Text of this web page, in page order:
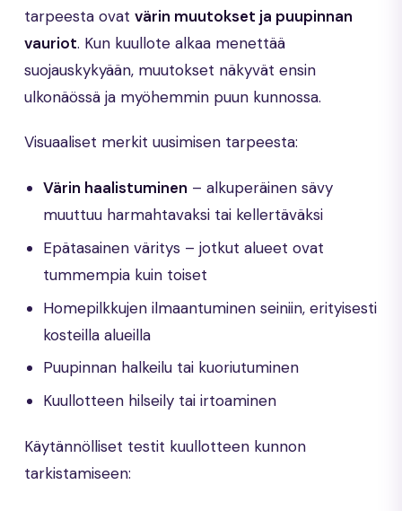
tarpeesta ovatvärin muutokset ja puupinnan
vauriot. Kun kuullote alkaa menettää
suojauskykyään, muutokset näkyvät ensin
ulkonäössä ja myöhemmin puun kunnossa.
Visuaaliset merkit uusimisen tarpeesta:
Värin haalistuminen – alkuperäinen sävy
muuttuu harmahtavaksi tai kellertäväksi
Epätasainen väritys – jotkut alueet ovat
tummempia kuin toiset
Homepilkkujen ilmaantuminen seiniin, erityisesti
kosteilla alueilla
Puupinnan halkeilu tai kuoriutuminen
Kuullotteen hilseily tai irtoaminen
Käytännölliset testit kuullotteen kunnon
tarkistamiseen: